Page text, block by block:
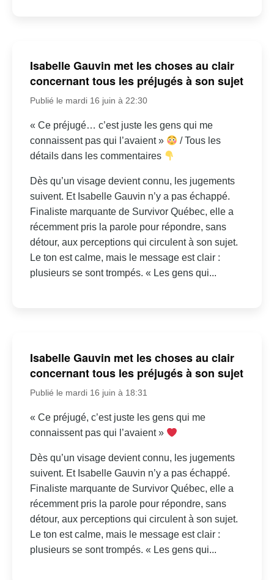
Isabelle Gauvin met les choses au clair
concernant tous les préjugés à son sujet
Publié le mardi 16 juin à 22:30
« Ce préjugé… c’est juste les gens qui me
connaissent pas qui l’avaient »
/ Tous les
détails dans les commentaires
Dès qu’un visage devient connu, les jugements
suivent. Et Isabelle Gauvin n’y a pas échappé.
Finaliste marquante de Survivor Québec, elle a
récemment pris la parole pour répondre, sans
détour, aux perceptions qui circulent à son sujet.
Le ton est calme, mais le message est clair :
plusieurs se sont trompés. « Les gens qui...
Isabelle Gauvin met les choses au clair
concernant tous les préjugés à son sujet
Publié le mardi 16 juin à 18:31
« Ce préjugé, c’est juste les gens qui me
connaissent pas qui l’avaient »
Dès qu’un visage devient connu, les jugements
suivent. Et Isabelle Gauvin n’y a pas échappé.
Finaliste marquante de Survivor Québec, elle a
récemment pris la parole pour répondre, sans
détour, aux perceptions qui circulent à son sujet.
Le ton est calme, mais le message est clair :
plusieurs se sont trompés. « Les gens qui...